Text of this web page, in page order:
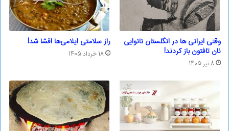
وقتی ایرانی ها در انگلستان نانوایی
نان تافتون باز کردند!
8 تیر 1405
راز سلامتی ایلامی‌ها افشا شد!
18 خرداد 1405